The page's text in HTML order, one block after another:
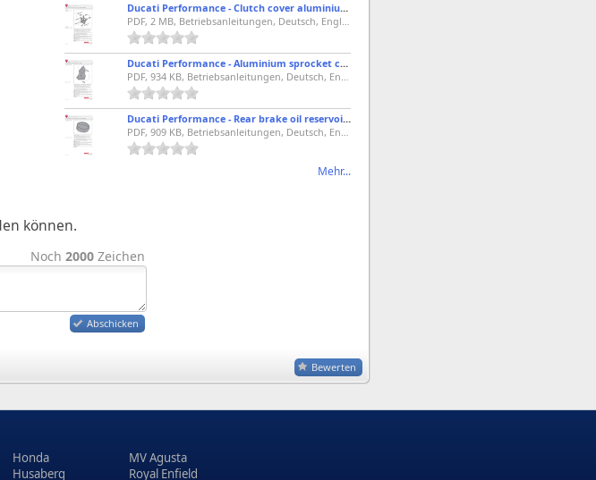
Ducati Performance - Clutch cover aluminium protection kit - 96863412B - Diavel
PDF, 2 MB, Betriebsanleitungen, Deutsch, Englisch, Französisch, Italienisch, Spanisch
Ducati Performance - Aluminium sprocket cover kit - 96863512B - Diavel
PDF, 934 KB, Betriebsanleitungen, Deutsch, Englisch, Französisch, Italienisch, Spanisch
Ducati Performance - Rear brake oil reservoir cap cover kit - 96863110B - Diavel
PDF, 909 KB, Betriebsanleitungen, Deutsch, Englisch, Französisch, Italienisch, Spanisch
Mehr...
können.
Noch 2000 Zeichen
Abschicken
Bewerten
Honda
Husaberg
MV Agusta
Royal Enfield